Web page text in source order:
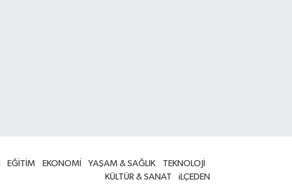
EĞİTİM EKONOMİ YAŞAM & SAĞLIK
TEKNOLOJİ
KÜLTÜR & SANAT
iLÇEDEN